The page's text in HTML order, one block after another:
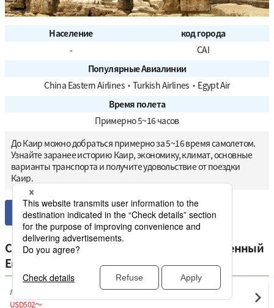
Население
код города
-
CAI
Популярные Авиалинии
China Eastern Airlines・Turkish Airlines ・ Egypt Air
Время полета
Примерно 5~16 часов
До Каир можно добраться примерно за 5~16 время самолетом.
Узнайте заранее историю Каир, экономику, климат, основные
варианты транспорта и получите удовольствие от поездки
Каир.
Сравните самые низкие цены на отечественный
Египет от Каир
Луксор
USD502〜